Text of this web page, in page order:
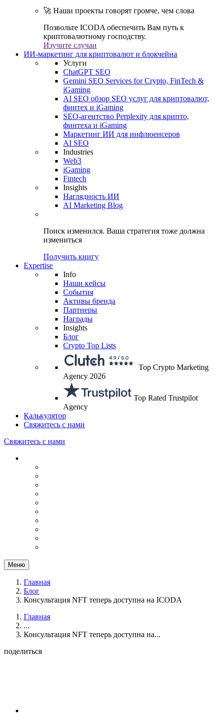
🚀 Наши проекты говорят громче, чем слова
Позвольте ICODA обеспечить Вам путь к
криптовалютному господству.
Изучите случаи
ИИ-маркетинг для криптовалют и блокчейна
Услуги
ChatGPT SEO
Gemini SEO Services for Crypto, FinTech &
iGaming
AI SEO обзор SEO услуг для криптовалют,
финтех и iGaming
SEO-агентство Perplexity для крипто,
финтеха и iGaming
Маркетинг ИИ для инфлюенсеров
AI SEO
Industries
Web3
iGaming
Fintech
Insights
Наглядность ИИ
AI Marketing Blog
Поиск изменился. Ваша стратегия тоже должна
измениться
Получить книгу
Expertise
Info
Наши кейсы
События
Активы бренда
Партнеры
Награды
Insights
Блог
Crypto Top Lists
Top Crypto Marketing
Agency 2026
Top Rated Trustpilot
Agency
Калькулятор
Свяжитесь с нами
Свяжитесь с нами
Меню
Главная
Блог
Консультация NFT теперь доступна на ICODA
Главная
...
Консультация NFT теперь доступна на...
поделиться